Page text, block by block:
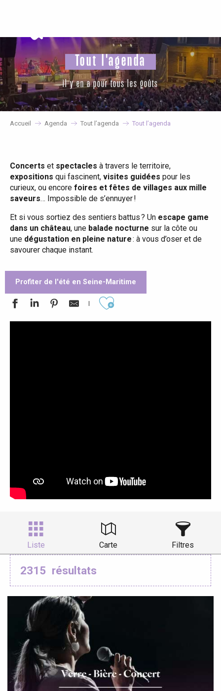
principal
Tout l'agenda
il y en a pour tous les goûts
Accueil Agenda Tout l’agenda Tout l’agenda
Concerts et spectacles à travers le territoire,
expositions qui fascinent, visites guidées pour les
curieux, ou encore foires et fêtes de villages aux mille
saveurs… Impossible de s’ennuyer !
Et si vous sortiez des sentiers battus ? Un escape game
dans un château, une balade nocturne sur la côte ou
une dégustation en pleine nature: à vous d’oser et de
savourer chaque instant.
Profiter de l'été en Seine-Maritime
Ajouter aux favoris
Liste Carte Filtres
2315 résultats